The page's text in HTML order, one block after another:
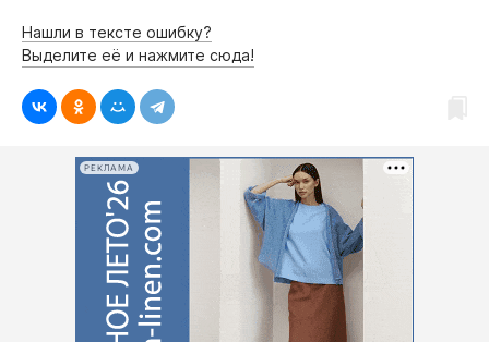
Нашли в тексте ошибку?
Выделите её и нажмите сюда!
РЕКЛАМА